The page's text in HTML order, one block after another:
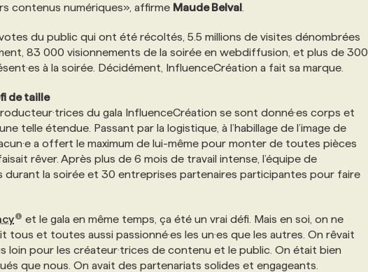
contenus numériques», affirme Maude Belval
du public qui ont été récoltés, 5.5 millions de visites dénombrées
83 000 visionnements de la soirée en webdiffusion, et plus de 300
à la soirée. Décidément, InfluenceCréation a fait sa marque.
de taille
du gala InfluenceCréation se sont donné·es corps et
telle étendue. Passant par la logistique, à l’habillage de l’image de
a offert le maximum de lui-même pour monter de toutes pièces
rêver. Après plus de 6 mois de travail intense, l’équipe de
la soirée et 30 entreprises partenaires participantes pour faire
et le gala en même temps, ça été un vrai défi. Mais en soi, on ne
tous et toutes aussi passionné·es les un·es que les autres. On rêvait
loin pour les créateur·trices de contenu et le public. On était bien
que nous. On avait des partenariats solides et engageants.